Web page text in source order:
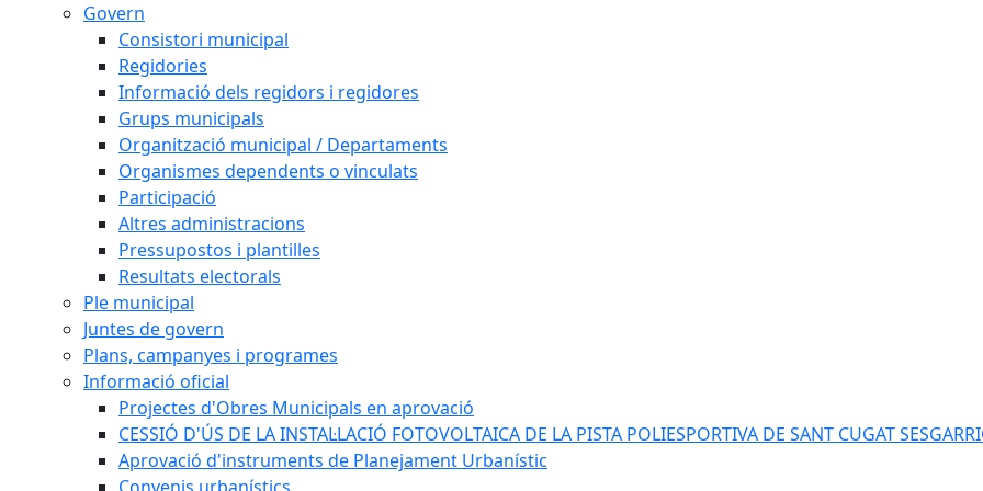
Govern
Consistori municipal
Regidories
Informació dels regidors i regidores
Grups municipals
Organització municipal / Departaments
Organismes dependents o vinculats
Participació
Altres administracions
Pressupostos i plantilles
Resultats electorals
Ple municipal
Juntes de govern
Plans, campanyes i programes
Informació oficial
Projectes d'Obres Municipals en aprovació
CESSIÓ D'ÚS DE LA INSTAL·LACIÓ FOTOVOLTAICA DE LA PISTA POLIESPORTIVA DE SANT CUGAT
Aprovació d'instruments de Planejament Urbanístic